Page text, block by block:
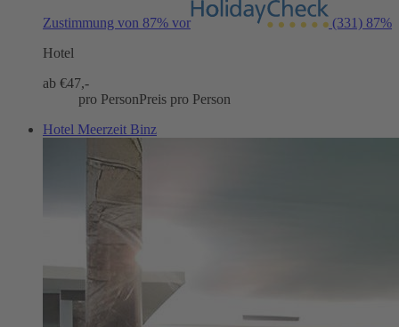
Zustimmung von 87% vor (331) 87%
Hotel
ab €47,-
pro PersonPreis pro Person
Hotel Meerzeit Binz